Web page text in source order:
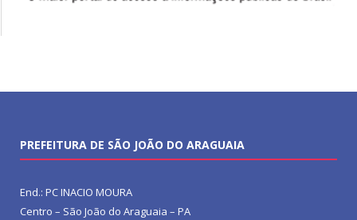
PREFEITURA DE SÃO JOÃO DO ARAGUAIA
End.: PC INACIO MOURA
Centro – São João do Araguaia – PA